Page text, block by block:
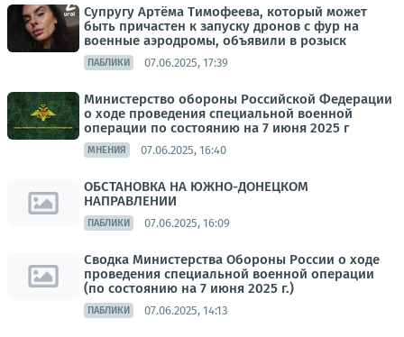
Супругу Артёма Тимофеева, который может
быть причастен к запуску дронов с фур на
военные аэродромы, объявили в розыск
ПАБЛИКИ 07.06.2025, 17:39
Министерство обороны Российской Федерации
о ходе проведения специальной военной
операции по состоянию на 7 июня 2025 г
МНЕНИЯ 07.06.2025, 16:40
ОБСТАНОВКА НА ЮЖНО-ДОНЕЦКОМ
НАПРАВЛЕНИИ
ПАБЛИКИ 07.06.2025, 16:09
Сводка Министерства Обороны России о ходе
проведения специальной военной операции
(по состоянию на 7 июня 2025 г.)
ПАБЛИКИ 07.06.2025, 14:13